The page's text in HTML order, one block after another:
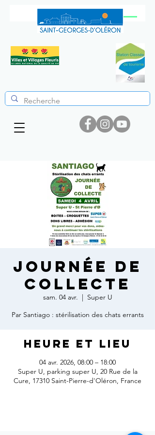
Journée de
collecte
sam. 04 avr.
  |
Super U
Par Santiago : stérilisation des chats errants
Heure et lieu
04 avr. 2026, 08:00 – 18:00
Super U, parking super U, 20 Rue de la
Cure, 17310 Saint-Pierre-d'Oléron, France